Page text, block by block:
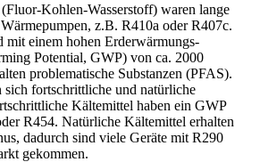
Kohlen-Wasserstoff) waren lange
z.B. R410a oder R407c.
mit einem hohen Erderwärmungs-
Potential, GWP) von ca. 2000
problematische Substanzen (PFAS).
sich fortschrittliche und natürliche
Kältemittel haben ein GWP
R454. Natürliche Kältemittel erhalten
dadurch sind viele Geräte mit R290
gekommen.